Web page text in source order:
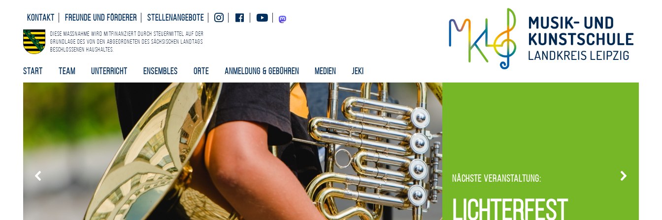
Kontakt Freunde und Förderer Stellenangebote InstagramFacebookYoutubeMastodon
Diese Maßnahme wird mitfinanziert durch Steuermittel auf der
Grundlage des von den Abgeordneten des Sächsischen Landtags
beschlossenen Haushaltes.
Start Team Unterricht Ensembles Orte Anmeldung & Gebühren Medien Jeki
Nächste Veranstaltung:
Lichterfest